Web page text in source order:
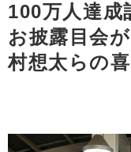
100万人達成
お披露目会
村想太らの